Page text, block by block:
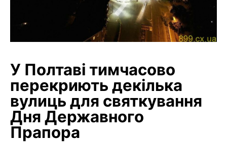
У Полтаві тимчасово
перекриють декілька
вулиць для святкування
Дня Державного
Прапора